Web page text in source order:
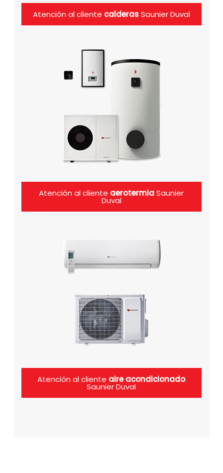
Atención al cliente calderasSaunier Duval
Atención al cliente aerotermiaSaunier
Duval
Atención al cliente aire acondicionado
Saunier Duval